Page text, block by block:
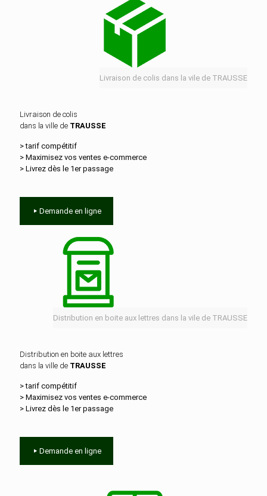
Livraison de colis dans la vile de TRAUSSE
Livraison de colis
dans la ville de TRAUSSE
> tarif compétitif
> Maximisez vos ventes e‑commerce
> Livrez dès le 1er passage
Demande en ligne
Distribution en boite aux lettres dans la vile de TRAUSSE
Distribution en boite aux lettres
dans la ville de TRAUSSE
> tarif compétitif
> Maximisez vos ventes e‑commerce
> Livrez dès le 1er passage
Demande en ligne